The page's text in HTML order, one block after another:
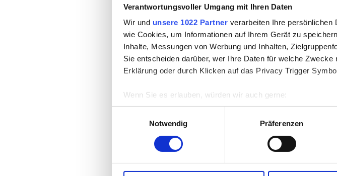
Verantwortungsvoller Umgang mit Ihren Daten
Wir und unsere 1022 Partner verarbeiten Ihre persönlichen
wie Cookies, um Informationen auf Ihrem Gerät zu
Inhalte, Messungen von Werbung und Inhalten,
Sie entscheiden darüber, wer Ihre Daten für welche
Erklärung oder durch Klicken auf das Privacy Trigger
Wenn Sie es erlauben, würden wir auch gerne:
Informationen über Ihre geografische Lage
Ihr Gerät durch aktives Scannen nach bestimmten
Erfahren Sie mehr darüber, wie Ihre persönlichen Daten
Einzelheitenfest.
Wir verwenden Cookies, um Inhalte und Anzeigen zu
Notwendig
Präferenzen